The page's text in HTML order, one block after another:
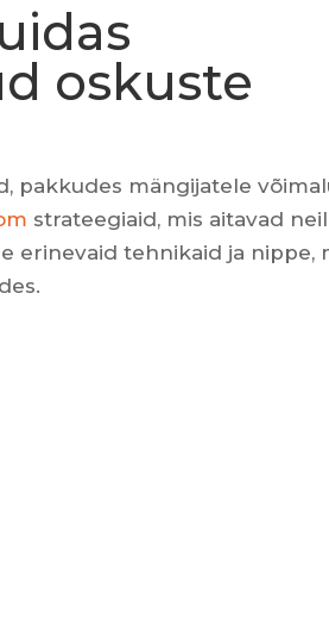
oskuste
pakkudes mängijatele
strateegiaid, mis aitavad neil
erinevaid tehnikaid ja nippe,